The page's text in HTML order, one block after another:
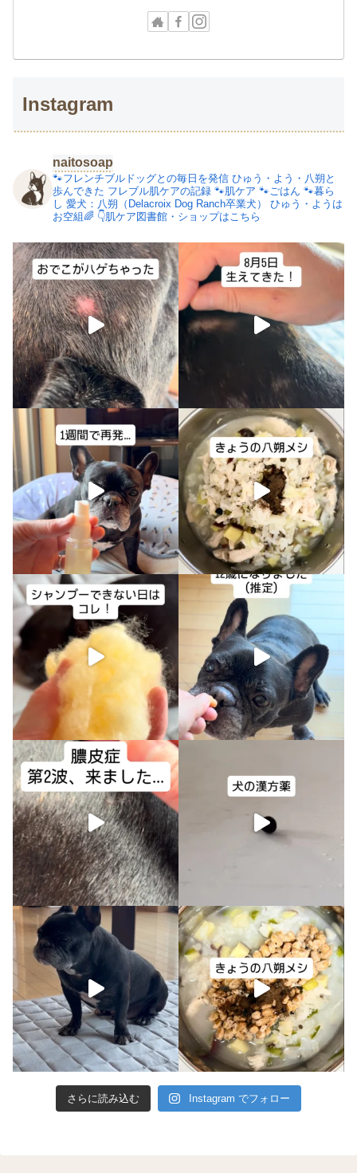
Instagram
naitosoap
🐾フレンチブルドッグとの毎日を発信 ひゅう・よう・八朔と
歩んできた フレブル肌ケアの記録 🐾肌ケア 🐾ごはん 🐾暮ら
し 愛犬：八朔（Delacroix Dog Ranch卒業犬）
ひゅう・ようは
お空組🌈 👇肌ケア図書館・ショップはこちら
さらに読み込む Instagram でフォロー